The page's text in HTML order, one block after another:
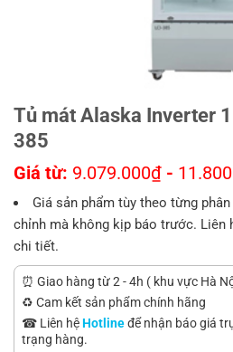
Tủ mát Alaska Inverter
385
Giá từ: 9.079.000₫ -
Giá sản phẩm tùy theo từng
chỉnh mà không kịp báo trước. Liên
chi tiết.
⏰ Giao hàng từ 2 - 4h ( khu vực Hà
♻️ Cam kết sản phẩm chính hãng
☎ Liên hệHotlineđể nhận báo giá
trạng hàng.